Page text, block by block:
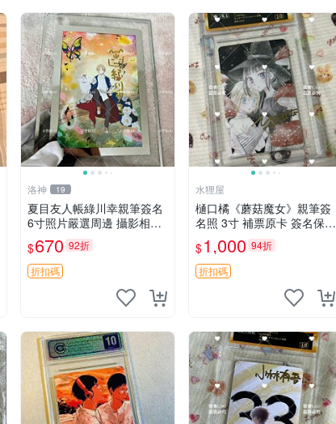
洛神 19
夏目友人帳綠川幸親筆簽名
6寸照片嚴選周邊 攝影相框
網路認證 夏目友人帳收藏
簽名照 6寸
$670 92折
折扣碼
水狸屋
樋口橘《蘑菇魔女》親筆簽
名照 3寸 補票原卡 簽名保真
收藏推薦 蘑菇魔女 樋口橘
照片
$1,000 94折
折扣碼